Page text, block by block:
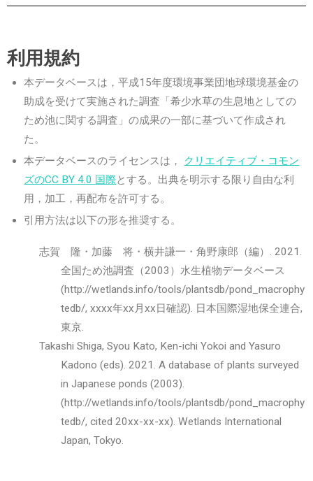
利用規約
本データベースは，平成15年度環境事業団地球環境基金の
助成を受けて実施された調査「希少水草の生息地としての
ため池に関する調査」の成果の一部に基づいて作成され
た。
本データベースのライセンスは， クリエイティブ・コモン
ズのCC BY 4.0 国際とする。出典を明示する限り自由な利
用，加工，再配布を許可する。
引用方法は以下の形を推奨する。
志賀 隆・加藤 将・横井謙一・角野康郎（編）. 2021.
全国ため池調査（2003）水生植物データベース
(http://wetlands.info/tools/plantsdb/pond_macrophy
tedb/, xxxx年xx月xx日確認). 日本国際湿地保全連合,
東京.
Takashi Shiga, Syou Kato, Ken-ichi Yokoi and Yasuro
Kadono (eds). 2021. A database of plants surveyed
in Japanese ponds (2003).
(http://wetlands.info/tools/plantsdb/pond_macrophy
tedb/, cited 20xx-xx-xx). Wetlands International
Japan, Tokyo.